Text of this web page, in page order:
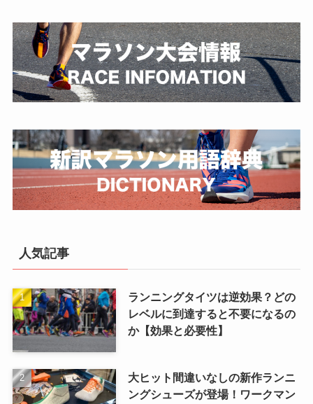
人気記事
ランニングタイツは逆効果？どの
レベルに到達すると不要になるの
か【効果と必要性】
大ヒット間違いなしの新作ランニ
ングシューズが登場！ワークマン